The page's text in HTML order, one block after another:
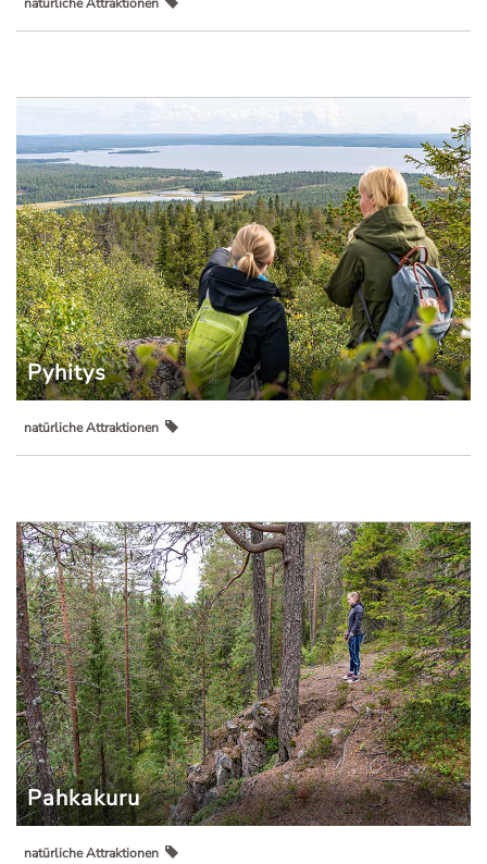
Pyhitys
natürliche Attraktionen
Pahkakuru
natürliche Attraktionen